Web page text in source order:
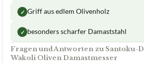
✓ Griff aus edlem Olivenholz
✓ besonders scharfer Damaststahl
Fragen und Antworten zu Santoku-
Wakoli Oliven Damastmesser